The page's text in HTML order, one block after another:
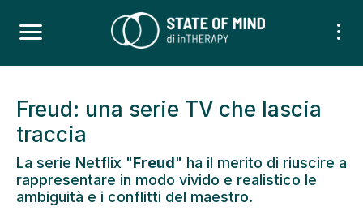
Freud: una serie TV che lascia
traccia
La serie Netflix "Freud" ha il merito di riuscire a
rappresentare in modo vivido e realistico le
ambiguità e i conflitti del maestro.